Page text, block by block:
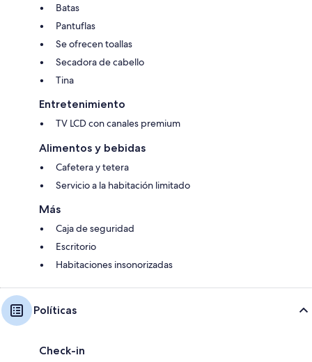
Batas
Pantuflas
Se ofrecen toallas
Secadora de cabello
Tina
Entretenimiento
TV LCD con canales premium
Alimentos y bebidas
Cafetera y tetera
Servicio a la habitación limitado
Más
Caja de seguridad
Escritorio
Habitaciones insonorizadas
Políticas
Check-in